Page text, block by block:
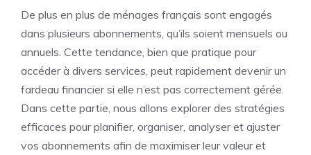
De plus en plus de ménages français sont engagés
dans plusieurs abonnements, qu’ils soient mensuels ou
annuels. Cette tendance, bien que pratique pour
accéder à divers services, peut rapidement devenir un
fardeau financier si elle n’est pas correctement gérée.
Dans cette partie, nous allons explorer des stratégies
efficaces pour planifier, organiser, analyser et ajuster
vos abonnements afin de maximiser leur valeur et